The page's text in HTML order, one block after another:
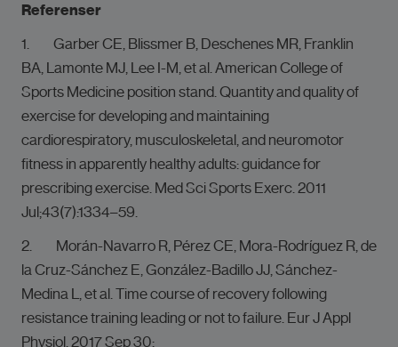
Referenser
1. Garber CE, Blissmer B, Deschenes MR, Franklin
BA, Lamonte MJ, Lee I-M, et al. American College of
Sports Medicine position stand. Quantity and quality of
exercise for developing and maintaining
cardiorespiratory, musculoskeletal, and neuromotor
fitness in apparently healthy adults: guidance for
prescribing exercise. Med Sci Sports Exerc. 2011
Jul;43(7):1334–59.
2. Morán-Navarro R, Pérez CE, Mora-Rodríguez R, de
la Cruz-Sánchez E, González-Badillo JJ, Sánchez-
Medina L, et al. Time course of recovery following
resistance training leading or not to failure. Eur J Appl
Physiol. 2017 Sep 30;